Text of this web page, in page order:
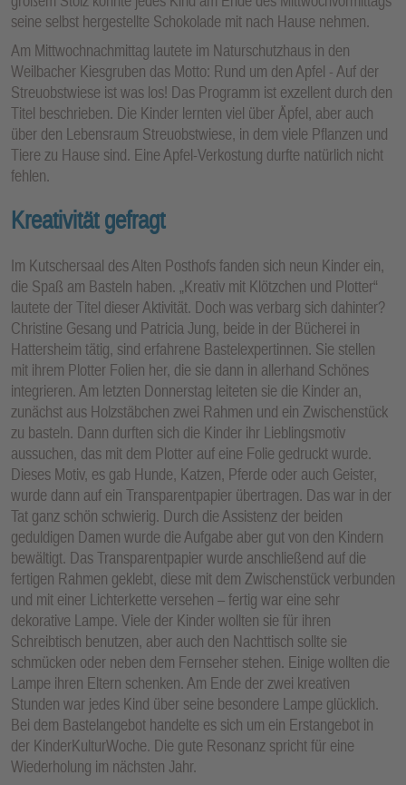
seine selbst hergestellte Schokolade mit nach Hause nehmen.
Am Mittwochnachmittag lautete im Naturschutzhaus in den
Weilbacher Kiesgruben das Motto: Rund um den Apfel - Auf der
Streuobstwiese ist was los! Das Programm ist exzellent durch den
Titel beschrieben. Die Kinder lernten viel über Äpfel, aber auch
über den Lebensraum Streuobstwiese, in dem viele Pflanzen und
Tiere zu Hause sind. Eine Apfel-Verkostung durfte natürlich nicht
fehlen.
Kreativität gefragt
Im Kutschersaal des Alten Posthofs fanden sich neun Kinder ein,
die Spaß am Basteln haben. „Kreativ mit Klötzchen und Plotter“
lautete der Titel dieser Aktivität. Doch was verbarg sich dahinter?
Christine Gesang und Patricia Jung, beide in der Bücherei in
Hattersheim tätig, sind erfahrene Bastelexpertinnen. Sie stellen
mit ihrem Plotter Folien her, die sie dann in allerhand Schönes
integrieren. Am letzten Donnerstag leiteten sie die Kinder an,
zunächst aus Holzstäbchen zwei Rahmen und ein Zwischenstück
zu basteln. Dann durften sich die Kinder ihr Lieblingsmotiv
aussuchen, das mit dem Plotter auf eine Folie gedruckt wurde.
Dieses Motiv, es gab Hunde, Katzen, Pferde oder auch Geister,
wurde dann auf ein Transparentpapier übertragen. Das war in der
Tat ganz schön schwierig. Durch die Assistenz der beiden
geduldigen Damen wurde die Aufgabe aber gut von den Kindern
bewältigt. Das Transparentpapier wurde anschließend auf die
fertigen Rahmen geklebt, diese mit dem Zwischenstück verbunden
und mit einer Lichterkette versehen – fertig war eine sehr
dekorative Lampe. Viele der Kinder wollten sie für ihren
Schreibtisch benutzen, aber auch den Nachttisch sollte sie
schmücken oder neben dem Fernseher stehen. Einige wollten die
Lampe ihren Eltern schenken. Am Ende der zwei kreativen
Stunden war jedes Kind über seine besondere Lampe glücklich.
Bei dem Bastelangebot handelte es sich um ein Erstangebot in
der KinderKulturWoche. Die gute Resonanz spricht für eine
Wiederholung im nächsten Jahr.